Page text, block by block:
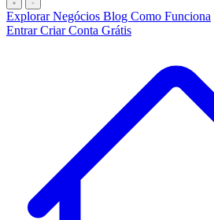
Explorar Negócios Blog Como Funciona
EntrarCriar Conta Grátis